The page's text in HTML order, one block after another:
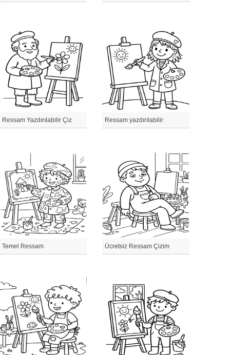
Ressam Yazdırılabilir Çiz Ressam yazdırılabilir
Temel Ressam Ücretsiz Ressam Çizim